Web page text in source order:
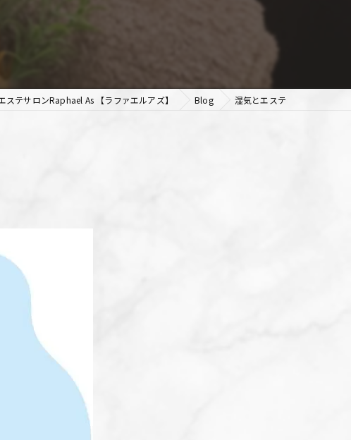
ステサロンRaphael As 【ラファエルアズ】 Blog 湿気とエステ